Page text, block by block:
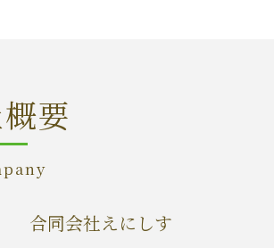
要
合同会社えにしす